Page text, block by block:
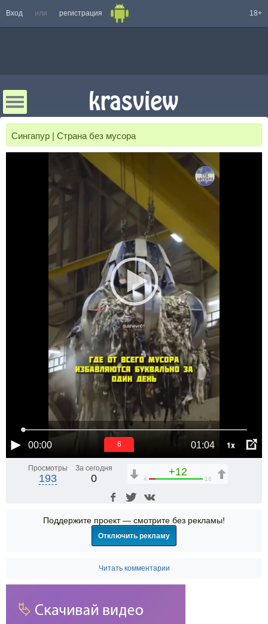
Вход или регистрация 18+
Сингапур | Страна без мусора
00:00 01:04 1x
6
Просмотры
193
За сегодня
0
+12
4 16
Поддержите проект — смотрите без рекламы!
Отключить рекламу
Читать комментарии